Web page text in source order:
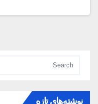
نوشته‌های تازه